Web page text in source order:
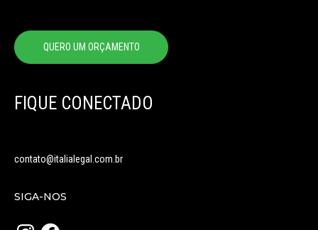
QUERO UM ORÇAMENTO
FIQUE CONECTADO
contato@italialegal.com.br
SIGA-NOS
InstagramFacebook